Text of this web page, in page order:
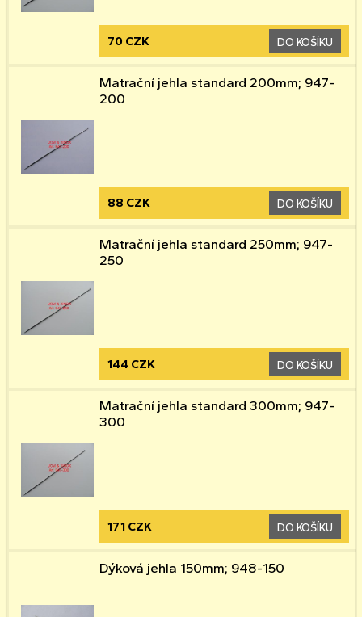
70 CZK DO KOŠÍKU
Matrační jehla standard 200mm; 947-
200
88 CZK DO KOŠÍKU
Matrační jehla standard 250mm; 947-
250
144 CZK DO KOŠÍKU
Matrační jehla standard 300mm; 947-
300
171 CZK DO KOŠÍKU
Dýková jehla 150mm; 948-150